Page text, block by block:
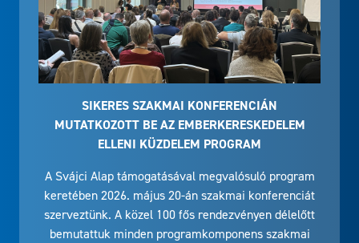
SIKERES SZAKMAI KONFERENCIÁN
MUTATKOZOTT BE AZ EMBERKERESKEDELEM
ELLENI KÜZDELEM PROGRAM
A Svájci Alap támogatásával megvalósuló program
keretében 2026. május 20-án szakmai konferenciát
szerveztünk. A közel 100 fős rendezvényen délelőtt
bemutattuk minden programkomponens szakmai